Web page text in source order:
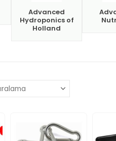
Advanced
Hydroponics of
Holland